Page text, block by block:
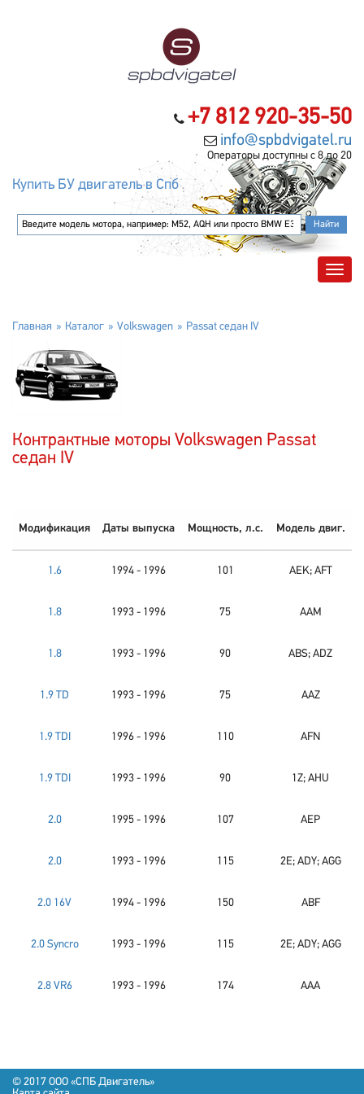
+7 812 920-35-50
info@spbdvigatel.ru
Операторы доступны с 8 до 20
Купить БУ двигатель в Спб
Главная Каталог Volkswagen Passat седан IV
Контрактные моторы Volkswagen Passat
седан IV
Модификация Даты выпуска Мощность, л.с. Модель двиг.
1.6 1994 - 1996 101 AEK; AFT
1.8 1993 - 1996 75 AAM
1.8 1993 - 1996 90 ABS; ADZ
1.9 TD 1993 - 1996 75 AAZ
1.9 TDI 1996 - 1996 110 AFN
1.9 TDI 1993 - 1996 90 1Z; AHU
2.0 1995 - 1996 107 AEP
2.0 1993 - 1996 115 2E; ADY; AGG
2.0 16V 1994 - 1996 150 ABF
2.0 Syncro 1993 - 1996 115 2E; ADY; AGG
2.8 VR6 1993 - 1996 174 AAA
© 2017 OOO «СПБ Двигатель»